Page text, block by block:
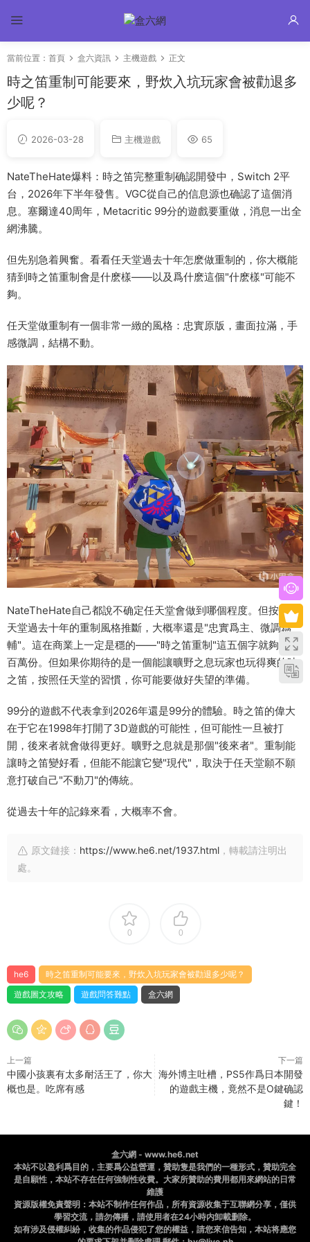
當前位置： 首頁 盒六資訊 主機遊戲 正文
時之笛重制可能要來，野炊入坑玩家會被勸退多
少呢？
2026-03-28 主機遊戲 65
NateTheHate爆料：時之笛完整重制确認開發中，Switch 2平
台，2026年下半年發售。VGC從自己的信息源也确認了這個消
息。塞爾達40周年，Metacritic 99分的遊戲要重做，消息一出全
網沸騰。
但先别急着興奮。看看任天堂過去十年怎麽做重制的，你大概能
猜到時之笛重制會是什麽樣——以及爲什麽這個"什麽樣"可能不
夠。
任天堂做重制有一個非常一緻的風格：忠實原版，畫面拉滿，手
感微調，結構不動。
NateTheHate自己都說不确定任天堂會做到哪個程度。但按照任
天堂過去十年的重制風格推斷，大概率還是"忠實爲主、微調爲
輔"。這在商業上一定是穩的——"時之笛重制"這五個字就夠賣幾
百萬份。但如果你期待的是一個能讓曠野之息玩家也玩得爽的時
之笛，按照任天堂的習慣，你可能要做好失望的準備。
99分的遊戲不代表拿到2026年還是99分的體驗。時之笛的偉大
在于它在1998年打開了3D遊戲的可能性，但可能性一旦被打
開，後來者就會做得更好。曠野之息就是那個"後來者"。重制能
讓時之笛變好看，但能不能讓它變"現代"，取決于任天堂願不願
意打破自己"不動刀"的傳統。
從過去十年的記錄來看，大概率不會。
原文鏈接： https://www.he6.net/1937.html ，轉載請注明出
處。
0 0
he6
時之笛重制可能要來，野炊入坑玩家會被勸退多少呢？
遊戲圖文攻略
遊戲問答難點 盒六網
上一篇
中國小孩裏有太多耐活王了，你大
概也是。吃席有感
下一篇
海外博主吐槽，PS5作爲日本開發
的遊戲主機，竟然不是O鍵确認
鍵！
盒六網 - www.he6.net
本站不以盈利爲目的，主要爲公益營運，贊助隻是我們的一種形式，贊助完全
是自願性，本站不存在任何強制性收費。大家所贊助的費用都用來網站的日常
維護
資源版權免責聲明：本站不制作任何作品，所有資源收集于互聯網分享，僅供
學習交流，請勿傳播，請使用者在24小時内卸載删除。
如有涉及侵權糾紛，收集的作品侵犯了您的權益，請您來信告知，本站将應您